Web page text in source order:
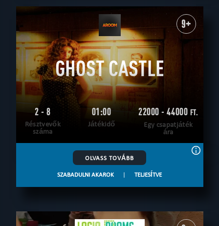
9+
GHOST CASTLE
2 - 8
Résztvevők
száma
01:00
Játékidő
22000 - 44000 FT.
Egy csapatjáték
ára
OLVASS TOVÁBB
SZABADULNI AKAROK | TELJESÍTVE